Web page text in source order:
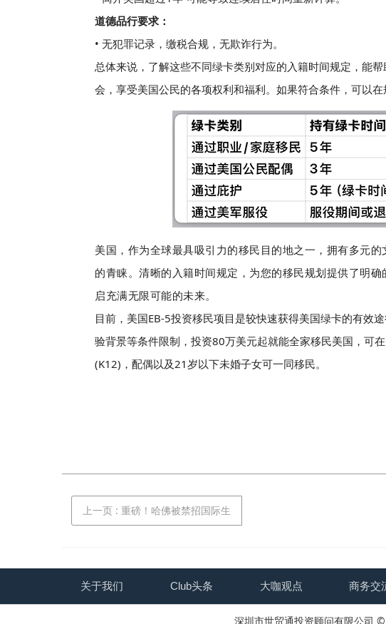
道德品行要求：
• 无犯罪记录，缴税合规，无欺诈行为。
总体来说，了解这些不同绿卡类别对应的入籍时间规定，能
会，享受美国公民的各项权利和福利。如果符合条件，可以
美国，作为全球最具吸引力的移民目的地之一，拥有多元
的青睐。清晰的入籍时间规定，为您的移民规划提供了明
启充满无限可能的未来。
目前，美国EB-5投资移民项目是较快速获得美国绿卡的有效
验背景等条件限制，投资80万美元起就能全家移民美国，可
(K12)，配偶以及21岁以下未婚子女可一同移民。
上一页 : 重磅！哈佛被禁招国际生
关于我们 Club头条 大咖观点 商务交
深圳市世贸通投资顾问有限公司